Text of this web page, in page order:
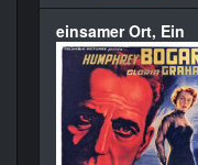
einsamer Ort, Ein